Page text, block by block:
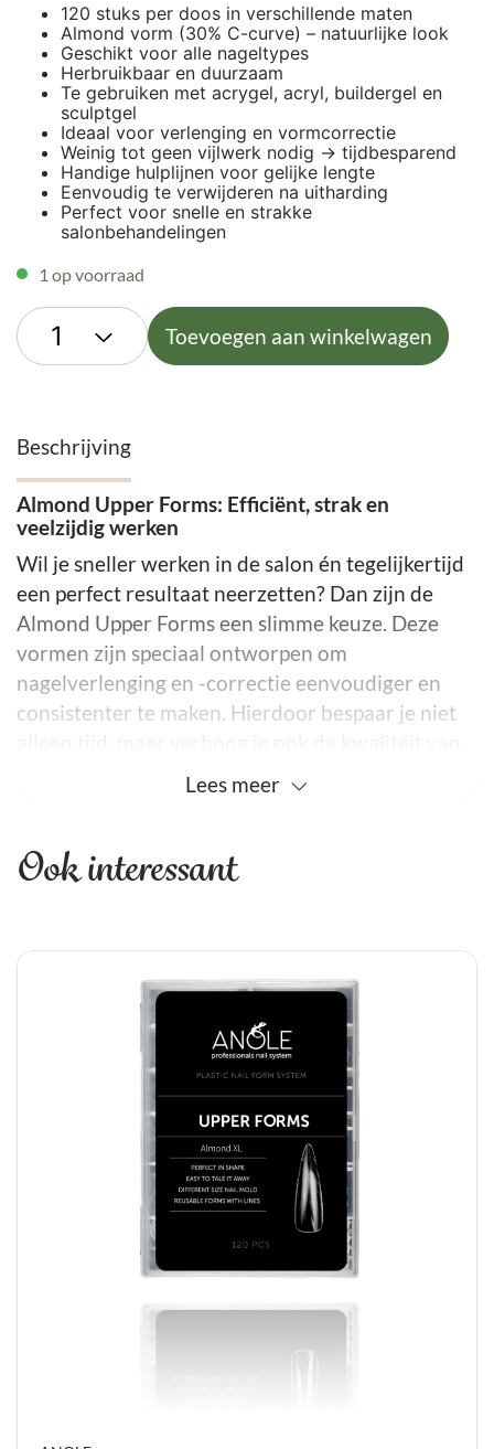
120 stuks per doos in verschillende maten
Almond vorm (30% C-curve) – natuurlijke look
Geschikt voor alle nageltypes
Herbruikbaar en duurzaam
Te gebruiken met acrygel, acryl, buildergel en
sculptgel
Ideaal voor verlenging en vormcorrectie
Weinig tot geen vijlwerk nodig → tijdbesparend
Handige hulplijnen voor gelijke lengte
Eenvoudig te verwijderen na uitharding
Perfect voor snelle en strakke
salonbehandelingen
1 op voorraad
Toevoegen aan winkelwagen
Beschrijving
Almond Upper Forms: Efficiënt, strak en
veelzijdig werken
Wil je sneller werken in de salon én tegelijkertijd
een perfect resultaat neerzetten? Dan zijn de
Almond Upper Forms een slimme keuze. Deze
vormen zijn speciaal ontworpen om
nagelverlenging en -correctie eenvoudiger en
consistenter te maken. Hierdoor bespaar je niet
Allereerst bevat deze set 120 stuks in
verschillende maten. Daardoor heb je altijd een
kostenbesparend op de lange termijn.
Daarnaast zijn deze forms geschikt voor diverse
systemen, zoals acrygel, acryl, buildergel en
sculptgel. Hierdoor kun je flexibel blijven werken
met jouw favoriete producten. Tot slot kun je de
nagels afwerken zoals je gewend bent,
bijvoorbeeld met gelpolish, nailart of een topcoat.
Waarom kiezen voor de Almond vorm?
De almond vorm is een echte allrounder en
geschikt voor vrijwel elk type nagel. Met een C-
curve van 30% creëer je een natuurlijke, elegante
look die bij veel klanten in de smaak valt. Dit
Lees meer
Ook interessant